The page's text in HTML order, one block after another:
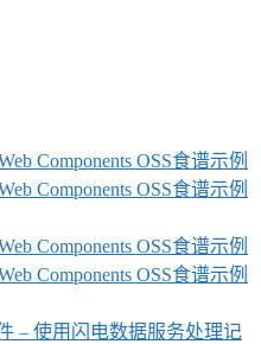
Components OSS食谱示例
Components OSS食谱示例
Components OSS食谱示例
Components OSS食谱示例
– 使用闪电数据服务处理记